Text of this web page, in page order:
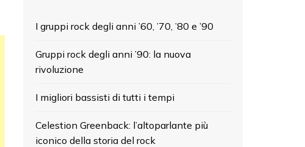
I gruppi rock degli anni ’60, ’70, ’80 e ’90
Gruppi rock degli anni ’90: la nuova
rivoluzione
I migliori bassisti di tutti i tempi
Celestion Greenback: l’altoparlante più
iconico della storia del rock